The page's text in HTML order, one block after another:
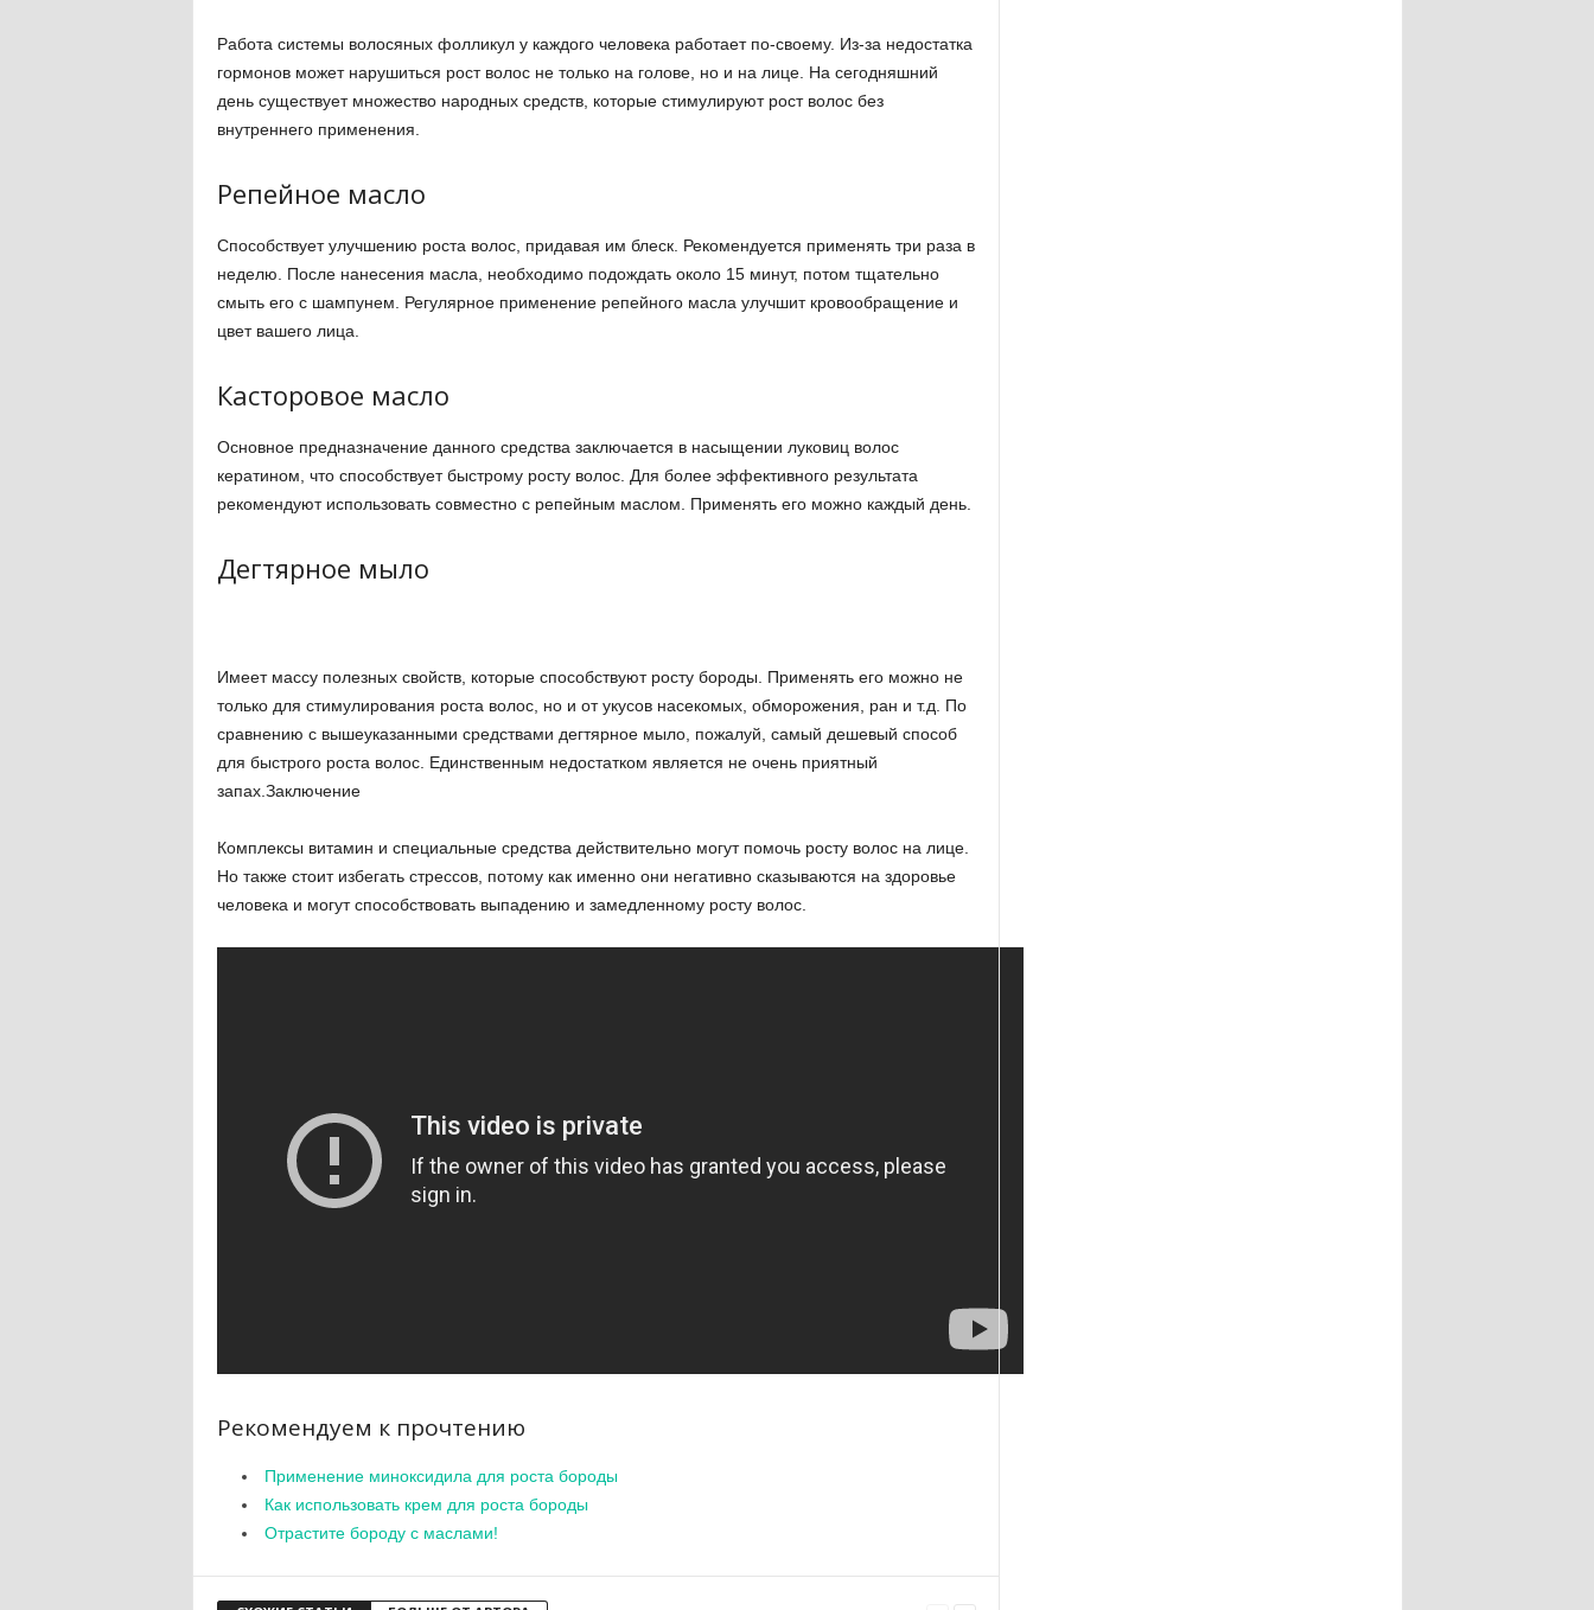
Работа системы волосяных фолликул у каждого человека работает по-своему. Из-за недостатка
гормонов может нарушиться рост волос не только на голове, но и на лице. На сегодняшний
день существует множество народных средств, которые стимулируют рост волос без
внутреннего применения.
Репейное масло
Способствует улучшению роста волос, придавая им блеск. Рекомендуется применять три раза в
неделю. После нанесения масла, необходимо подождать около 15 минут, потом тщательно
смыть его с шампунем. Регулярное применение репейного масла улучшит кровообращение и
цвет вашего лица.
Касторовое масло
Основное предназначение данного средства заключается в насыщении луковиц волос
кератином, что способствует быстрому росту волос. Для более эффективного результата
рекомендуют использовать совместно с репейным маслом. Применять его можно каждый день.
Дегтярное мыло
Имеет массу полезных свойств, которые способствуют росту бороды. Применять его можно не
только для стимулирования роста волос, но и от укусов насекомых, обморожения, ран и т.д. По
сравнению с вышеуказанными средствами дегтярное мыло, пожалуй, самый дешевый способ
для быстрого роста волос. Единственным недостатком является не очень приятный
запах.Заключение
Комплексы витамин и специальные средства действительно могут помочь росту волос на лице.
Но также стоит избегать стрессов, потому как именно они негативно сказываются на здоровье
человека и могут способствовать выпадению и замедленному росту волос.
Рекомендуем к прочтению
Применение миноксидила для роста бороды
Как использовать крем для роста бороды
Отрастите бороду с маслами!